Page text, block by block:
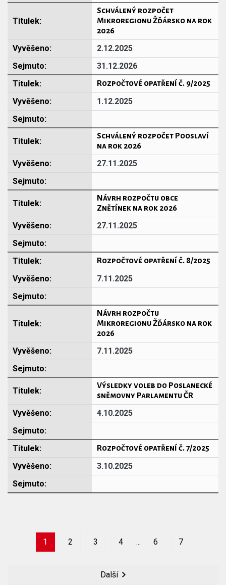
Schválený rozpočet
Mikroregionu Žďársko na rok
2026
2.12.2025
31.12.2026
Rozpočtové opatření č. 9/2025
1.12.2025
Schválený rozpočet Pooslaví
na rok 2026
27.11.2025
Návrh rozpočtu obce
Znětínek na rok 2026
27.11.2025
Rozpočtové opatření č. 8/2025
7.11.2025
Návrh rozpočtu
Mikroregionu Žďársko na rok
2026
7.11.2025
Výsledky voleb do Poslanecké
sněmovny Parlamentu ČR
4.10.2025
Rozpočtové opatření č. 7/2025
3.10.2025
1 2 3 4 6 7
Další